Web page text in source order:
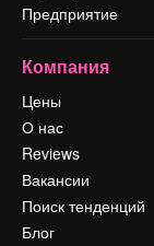
Предприятие
Компания
Цены
О нас
Reviews
Вакансии
Поиск тенденций
Блог